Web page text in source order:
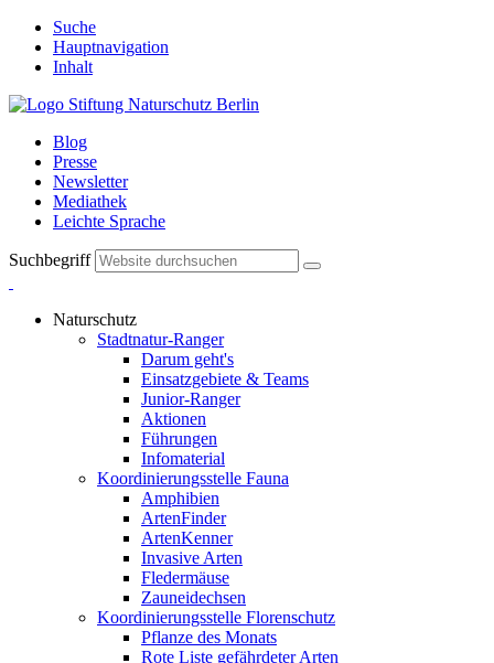
Suche
Hauptnavigation
Inhalt
Blog
Presse
Newsletter
Mediathek
Leichte Sprache
Suchbegriff
Naturschutz
Stadtnatur-Ranger
Darum geht's
Einsatzgebiete & Teams
Junior-Ranger
Aktionen
Führungen
Infomaterial
Koordinierungsstelle Fauna
Amphibien
ArtenFinder
ArtenKenner
Invasive Arten
Fledermäuse
Zauneidechsen
Koordinierungsstelle Florenschutz
Pflanze des Monats
Rote Liste gefährdeter Arten